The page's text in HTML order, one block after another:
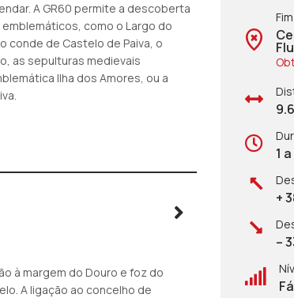
A GR60 permite a descoberta
como o Largo do
conde de Castelo de Paiva, o
as sepulturas medievais
Ilha dos Amores, ou a
à margem do Douro e foz do
A ligação ao concelho de
Fim
1
+
–